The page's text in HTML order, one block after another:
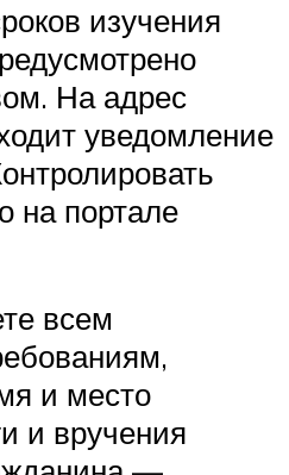
изучения
На адрес
уведомление
на портале
всем
и место
и вручения